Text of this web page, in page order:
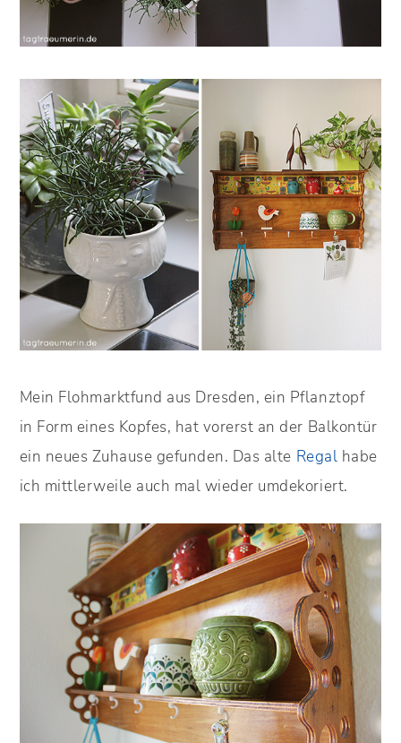
Mein Flohmarktfund aus Dresden, ein Pflanztopf
in Form eines Kopfes, hat vorerst an der Balkontür
ein neues Zuhause gefunden. Das alte Regal habe
ich mittlerweile auch mal wieder umdekoriert.